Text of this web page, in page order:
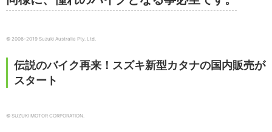
© 2006-2019 Suzuki Australia Pty. Ltd.
伝説のバイク再来！スズキ新型カタナの国内販売が
スタート
© SUZUKI MOTOR CORPORATION.